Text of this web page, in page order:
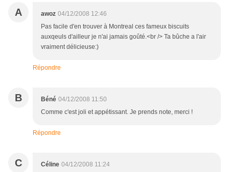
A awoz 04/12/2008 12:46
Pas facile d'en trouver à Montreal ces fameux biscuits
auxqeuls d'ailleur je n'ai jamais goûté.<br /> Ta bûche a l'air
vraiment délicieuse:)
Répondre
B Béné 04/12/2008 11:50
Comme c'est joli et appétissant. Je prends note, merci !
Répondre
C Céline 04/12/2008 11:24